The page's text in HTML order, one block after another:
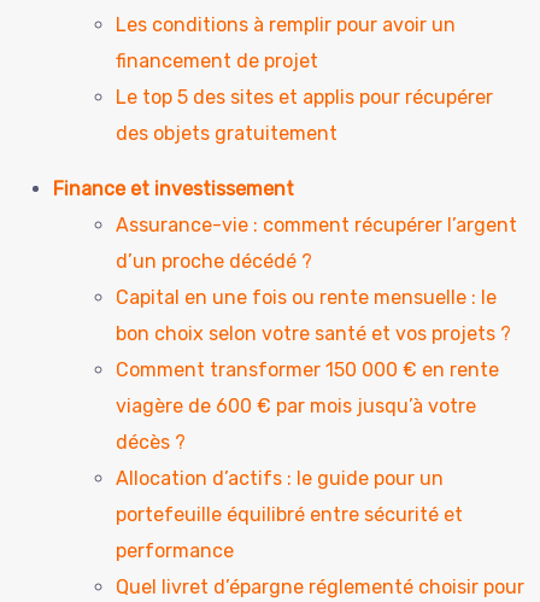
Les conditions à remplir pour avoir un
financement de projet
Le top 5 des sites et applis pour récupérer
des objets gratuitement
Finance et investissement
Assurance-vie : comment récupérer l’argent
d’un proche décédé ?
Capital en une fois ou rente mensuelle : le
bon choix selon votre santé et vos projets ?
Comment transformer 150 000 € en rente
viagère de 600 € par mois jusqu’à votre
décès ?
Allocation d’actifs : le guide pour un
portefeuille équilibré entre sécurité et
performance
Quel livret d’épargne réglementé choisir pour